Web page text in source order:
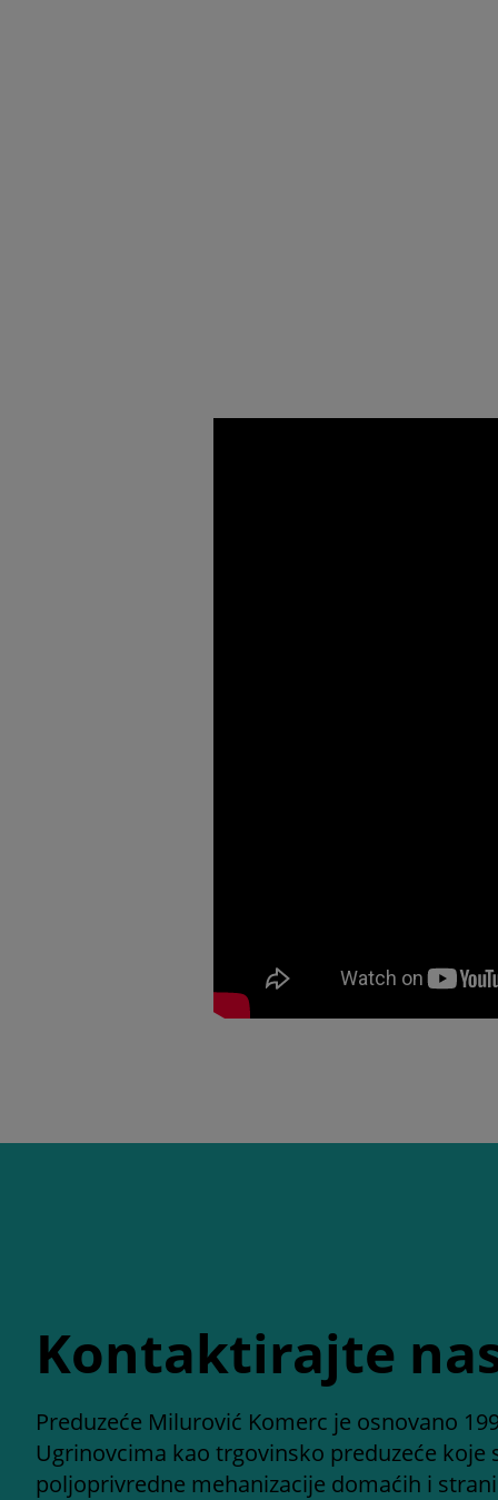
Kontaktirajte
Preduzeće Milurović Komerc je osnovano
Ugrinovcima kao trgovinsko preduzeće koje
poljoprivredne mehanizacije domaćih i